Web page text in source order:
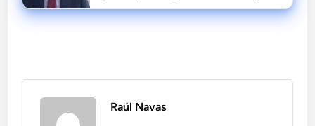
involucra a Vicente Fernández
Raúl Navas